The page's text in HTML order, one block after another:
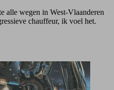
alle wegen in West-Vlaanderen
chauffeur, ik voel het.